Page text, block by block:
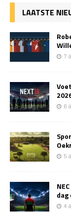
LAATSTE
7
6
5
4